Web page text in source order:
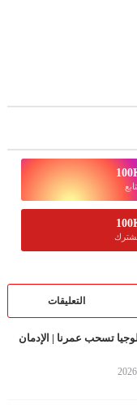
التعليقات
تسحب عمرنا | الإدمان